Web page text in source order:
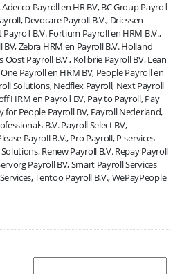
Payroll en HR BV, BC Group Payroll
Devocare Payroll B.V., Driessen
Payroll B.V. Fortium Payroll en HRM B.V.,
BV, Zebra HRM en Payroll B.V. Holland
Oost Payroll B.V., Kolibrie Payroll BV, Lean
Payroll en HRM BV, People Payroll en
Solutions, Nedflex Payroll, Next Payroll
HRM en Payroll BV, Pay to Payroll, Pay
for People Payroll BV, Payroll Nederland,
B.V. Payroll Select BV,
Payroll B.V., Pro Payroll, P-services
Renew Payroll B.V. Repay Payroll
Payroll BV, Smart Payroll Services
Tentoo Payroll B.V., WePayPeople